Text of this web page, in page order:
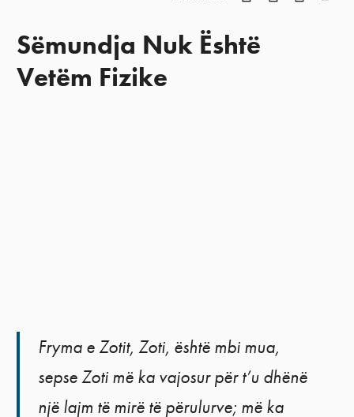
Sëmundja Nuk Është
Vetëm Fizike
Fryma e Zotit, Zoti, është mbi mua,
sepse Zoti më ka vajosur për t’u dhënë
një lajm të mirë të përulurve; më ka